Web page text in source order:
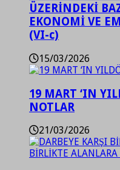
ÜZERİNDEKİ
EKONOMİ VE
(VI-c)
15/03/2026
19 MART ‘IN
NOTLAR
21/03/2026